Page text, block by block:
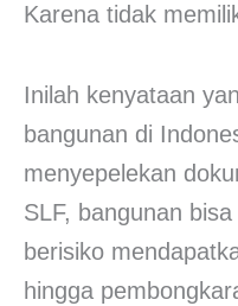
Karena tidak
Inilah kenyataan
bangunan di
menyepelekan
SLF, bangunan
berisiko
hingga